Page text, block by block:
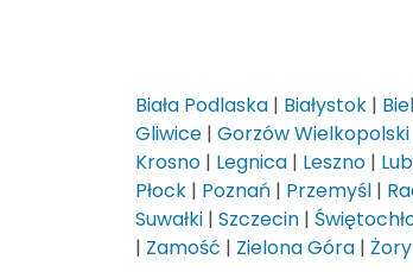
Biała Podlaska | Białystok |
Gliwice | Gorzów Wielkopolski
Krosno | Legnica | Leszno |
Płock | Poznań | Przemyśl |
Suwałki | Szczecin |
| Zamość | Zielona Góra | Żory